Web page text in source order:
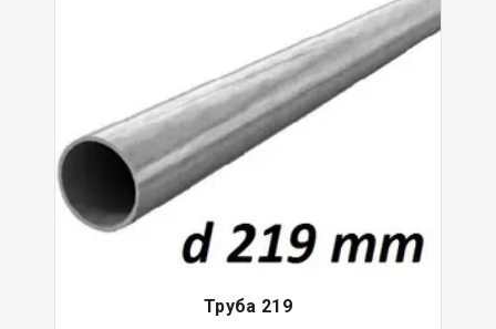
Труба 219